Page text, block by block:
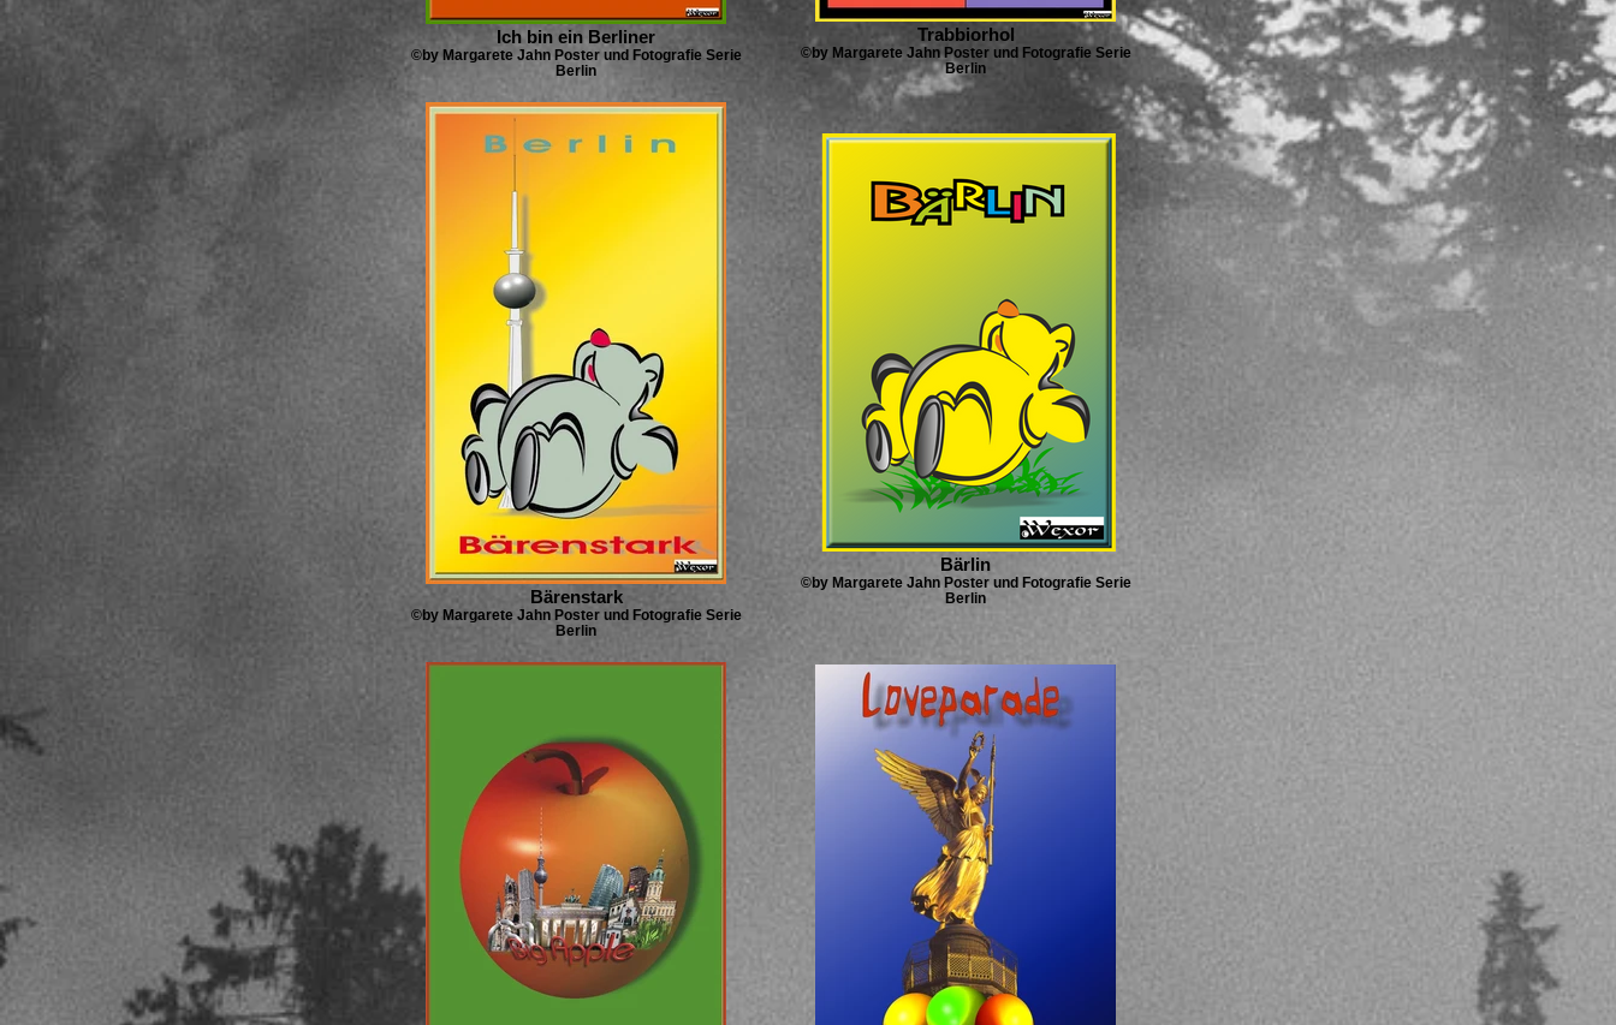
Ich bin ein Berliner
©by Margarete Jahn Poster und Fotografie Serie
Berlin
Trabbiorhol
©by Margarete Jahn Poster und Fotografie Serie
Berlin
Bärenstark
©by Margarete Jahn Poster und Fotografie Serie
Berlin
Bärlin
©by Margarete Jahn Poster und Fotografie Serie
Berlin